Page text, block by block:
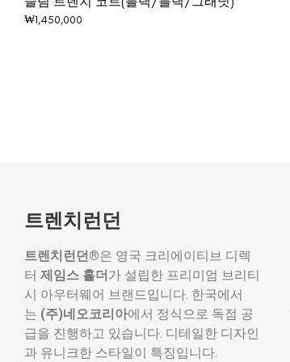
₩1,450,000
트렌치런던
트렌치런던®은 영국 크리에이티브 디렉
터 제임스 홀더가 설립한 프리미엄 브리티
시 아우터웨어 브랜드입니다. 한국에서
는 (주)네오코리아에서 정식으로 독점 공
급을 진행하고 있습니다. 디테일한 디자인
과 유니크한 스타일이 특징입니다.